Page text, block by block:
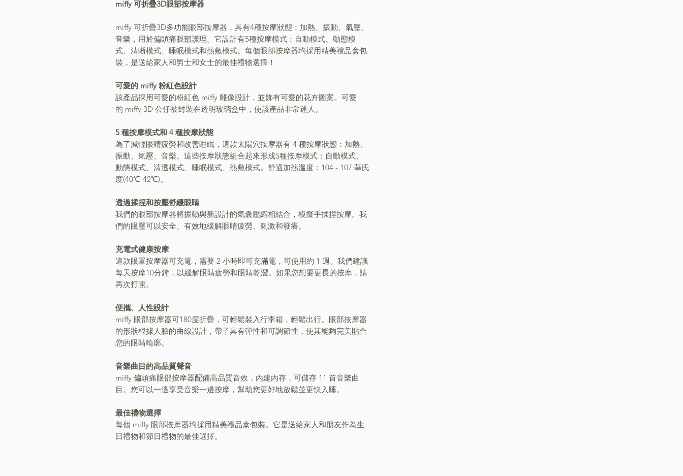
miffy 可折疊3D眼部按摩器
miffy 可折疊3D多功能眼部按摩器，具有4種按摩狀態：加熱、振動、氣壓、
音樂，用於偏頭痛眼部護理。它設計有5種按摩模式：自動模式、動態模
式、清晰模式、睡眠模式和熱敷模式。每個眼部按摩器均採用精美禮品盒包
裝，是送給家人和男士和女士的最佳禮物選擇！
可愛的 miffy 粉紅色設計
該產品採用可愛的粉紅色 miffy 雕像設計，並飾有可愛的花卉圖案。可愛
的 miffy 3D 公仔被封裝在透明玻璃盒中，使該產品非常迷人。
5 種按摩模式和 4 種按摩狀態
為了減輕眼睛疲勞和改善睡眠，這款太陽穴按摩器有 4 種按摩狀態：加熱、
振動、氣壓、音樂。這些按摩狀態組合起來形成5種按摩模式：自動模式、
動態模式、清透模式、睡眠模式、熱敷模式。舒適加熱溫度：104 - 107 華氏
度(40℃-42℃)。
透過揉捏和按壓舒緩眼睛
我們的眼部按摩器將振動與新設計的氣囊壓縮相結合，模擬手揉捏按摩。我
們的眼壓可以安全、有效地緩解眼睛疲勞、刺激和發癢。
充電式健康按摩
這款眼罩按摩器可充電，需要 2 小時即可充滿電，可使用約 1 週。我們建議
每天按摩10分鐘，以緩解眼睛疲勞和眼睛乾澀。如果您想要更長的按摩，請
再次打開。
便攜、人性設計
miffy 眼部按摩器可180度折疊，可輕鬆裝入行李箱，輕鬆出行。眼部按摩器
的形狀根據人臉的曲線設計，帶子具有彈性和可調節性，使其能夠完美貼合
您的眼睛輪廓。
音樂曲目的高品質聲音
miffy 偏頭痛眼部按摩器配備高品質音效，內建內存，可儲存 11 首音樂曲
目。您可以一邊享受音樂一邊按摩，幫助您更好地放鬆並更快入睡。
最佳禮物選擇
每個 miffy 眼部按摩器均採用精美禮品盒包裝。它是送給家人和朋友作為生
日禮物和節日禮物的最佳選擇。